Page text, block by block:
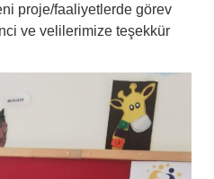
proje/faaliyetlerde görev
ve velilerimize teşekkür